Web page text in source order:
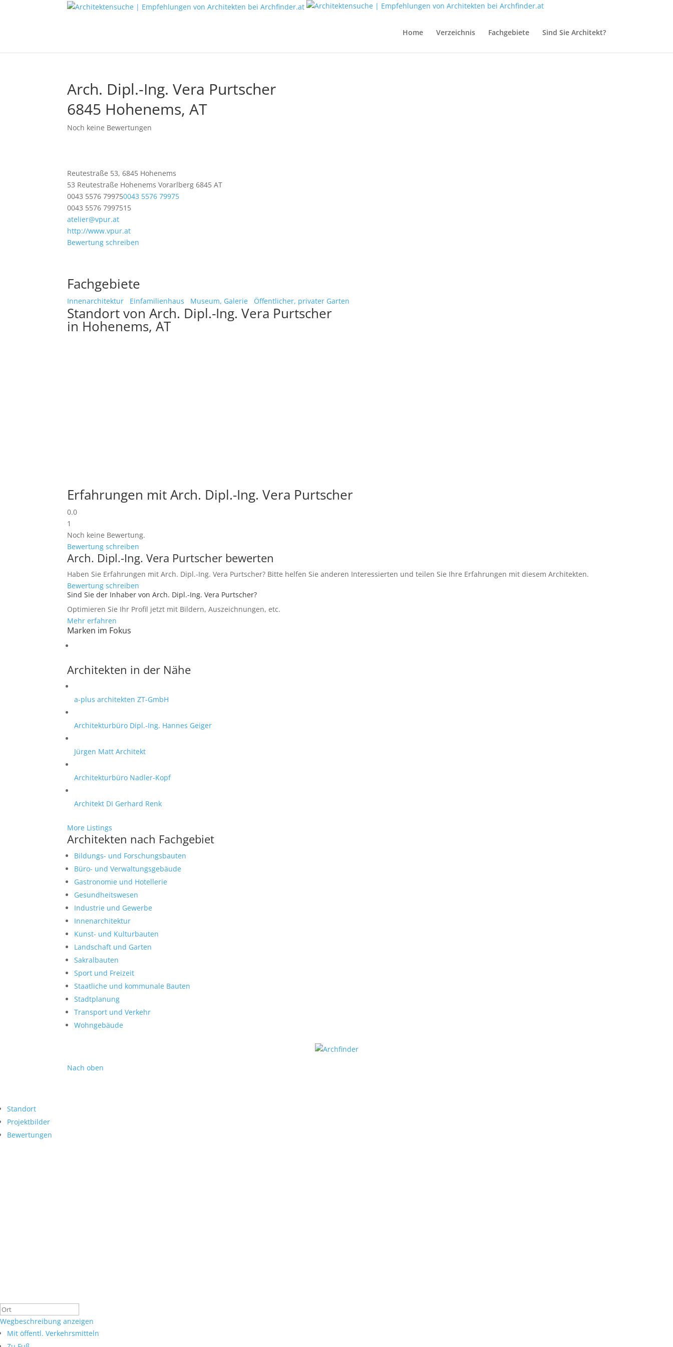
Home Verzeichnis Fachgebiete Sind Sie Architekt?
Arch. Dipl.-Ing. Vera Purtscher
6845 Hohenems, AT
Noch keine Bewertungen
Reutestraße 53, 6845 Hohenems
53 Reutestraße Hohenems Vorarlberg 6845 AT
0043 5576 799750043 5576 79975
0043 5576 7997515
atelier@vpur.at
http://www.vpur.at
Bewertung schreiben
Fachgebiete
Innenarchitektur Einfamilienhaus Museum, Galerie Öffentlicher, privater Garten
Standort von Arch. Dipl.-Ing. Vera Purtscher
in Hohenems, AT
Erfahrungen mit Arch. Dipl.-Ing. Vera Purtscher
0.0
1
Noch keine Bewertung.
Bewertung schreiben
Arch. Dipl.-Ing. Vera Purtscher bewerten
Haben Sie Erfahrungen mit Arch. Dipl.-Ing. Vera Purtscher? Bitte helfen Sie anderen Interessierten und teilen Sie Ihre Erfahrungen mit diesem Architekten.
Bewertung schreiben
Sind Sie der Inhaber von Arch. Dipl.-Ing. Vera Purtscher?
Optimieren Sie Ihr Profil jetzt mit Bildern, Auszeichnungen, etc.
Mehr erfahren
Marken im Fokus
Architekten in der Nähe
a-plus architekten ZT-GmbH
Architekturbüro Dipl.-Ing. Hannes Geiger
Jürgen Matt Architekt
Architekturbüro Nadler-Kopf
Architekt DI Gerhard Renk
More Listings
Architekten nach Fachgebiet
Bildungs- und Forschungsbauten
Büro- und Verwaltungsgebäude
Gastronomie und Hotellerie
Gesundheitswesen
Industrie und Gewerbe
Innenarchitektur
Kunst- und Kulturbauten
Landschaft und Garten
Sakralbauten
Sport und Freizeit
Staatliche und kommunale Bauten
Stadtplanung
Transport und Verkehr
Wohngebäude
Nach oben
Standort
Projektbilder
Bewertungen
Wegbeschreibung anzeigen
Mit öffentl. Verkehrsmitteln